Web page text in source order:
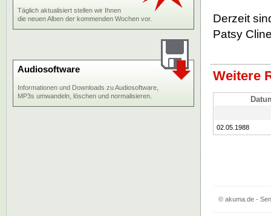
Derzeit
Patsy
Weitere
02.05.1988
Täglich aktualisiert stellen wir Ihnen
die neuen Alben der kommenden Wochen vor.
Audiosoftware
Informationen und Downloads zu Audiosoftware,
MP3s umwandeln, löschen und normalisieren.
© akuma.de -